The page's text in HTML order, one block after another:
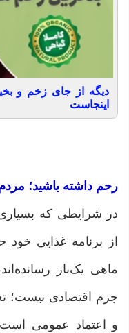
دیگه از جای زخم و
اینجاست
رحم داشته باشید؛
در شرایطی که بسیاری
از برنامه غذایی
ماهی یک‌بار
جرم اقتصادی نیست؛
و اعتماد عمومی